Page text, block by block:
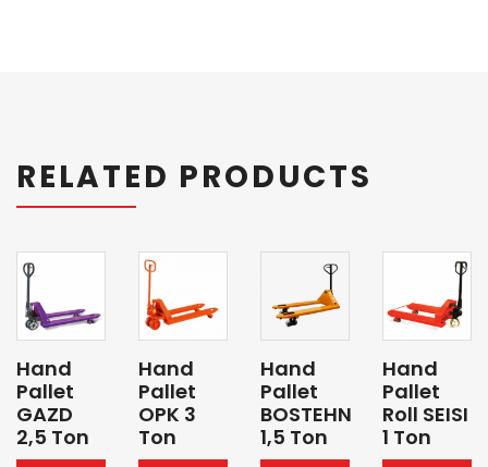
RELATED PRODUCTS
Hand
Pallet
GAZD
2,5 Ton
Hand
Pallet
OPK 3
Ton
Hand
Pallet
BOSTEHN
1,5 Ton
Hand
Pallet
Roll SEISI
1 Ton